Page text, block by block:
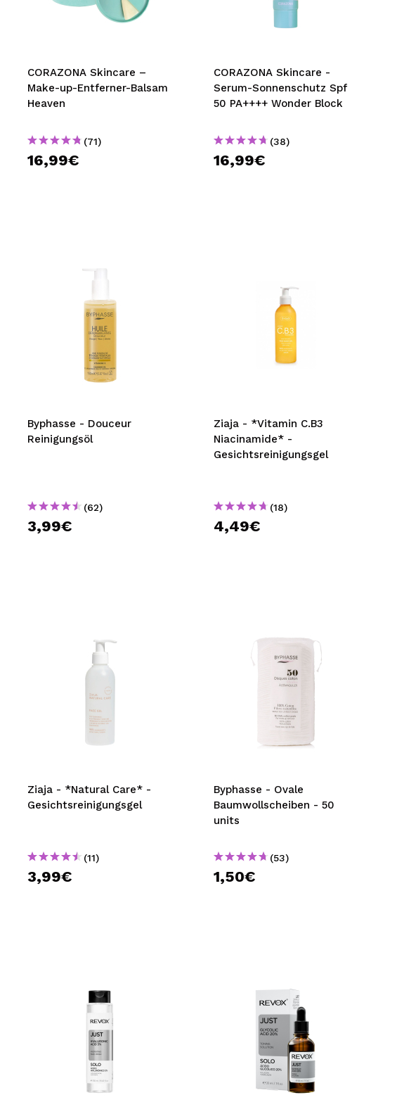
MAQUIFARMA
TRAVEL SIZE
NATURE
SPECIALS
OUTLET
CORAZONA Skincare –
Make-up-Entferner-Balsam
Heaven
(71)
16,99€
CORAZONA Skincare -
Serum-Sonnenschutz Spf
50 PA++++ Wonder Block
(38)
16,99€
Byphasse - Douceur
Reinigungsöl
(62)
3,99€
Ziaja - *Vitamin C.B3
Niacinamide* -
Gesichtsreinigungsgel
(18)
4,49€
Ziaja - *Natural Care* -
Gesichtsreinigungsgel
(11)
3,99€
Byphasse - Ovale
Baumwollscheiben - 50
units
(53)
1,50€